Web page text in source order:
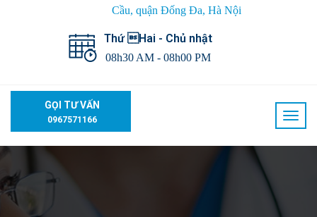
Cầu, quận Đống Đa, Hà Nội
Thứ Hai - Chủ nhật
08h30 AM - 08h00 PM
GỌI TƯ VẤN
0967571166